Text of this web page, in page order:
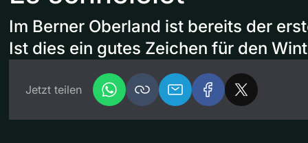
Im Berner Oberland ist bereits der
Ist dies ein gutes Zeichen für den
Jetzt teilen